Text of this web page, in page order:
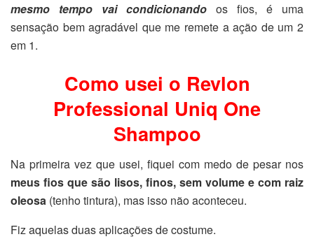
mesmo tempo vai condicionando os fios, é uma
sensação bem agradável que me remete a ação de um 2
em 1.
Como usei o Revlon
Professional Uniq One
Shampoo
Na primeira vez que usei, fiquei com medo de pesar nos
meus fios que são lisos, finos, sem volume e com raiz
oleosa (tenho tintura), mas isso não aconteceu.
Fiz aquelas duas aplicações de costume.